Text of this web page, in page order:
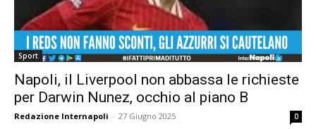
Sport
Napoli, il Liverpool non abbassa le richieste
per Darwin Nunez, occhio al piano B
Redazione Internapoli - 27 Giugno 2025 0